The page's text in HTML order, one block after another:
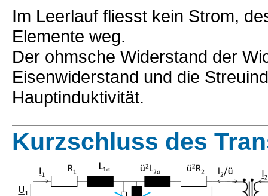
Im Leerlauf fliesst kein Strom,
Elemente weg.
Der ohmsche Widerstand der
Eisenwiderstand und die
Hauptinduktivität.
Kurzschluss des